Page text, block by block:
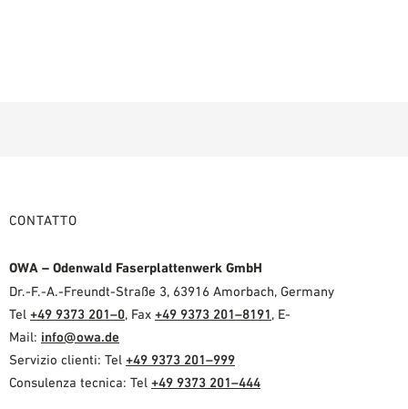
CONTATTO
OWA – Odenwald Faserplattenwerk GmbH
Dr.-F.-A.-Freundt-Straße 3, 63916 Amorbach, Germany
Tel +49 9373 201–0, Fax +49 9373 201–8191, E-
Mail: info@owa.de
Servizio clienti: Tel +49 9373 201–999
Consulenza tecnica: Tel +49 9373 201–444